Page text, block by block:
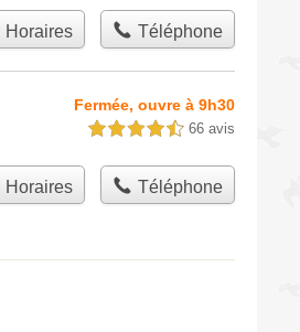
Horaires Téléphone
Fermée, ouvre à 9h30
4,5 étoiles sur 5 66 avis
Horaires Téléphone